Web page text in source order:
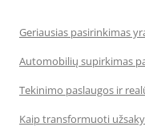
Geriausias pasirinkimas
Automobilių supirkimas
Tekinimo paslaugos ir
Kaip transformuoti